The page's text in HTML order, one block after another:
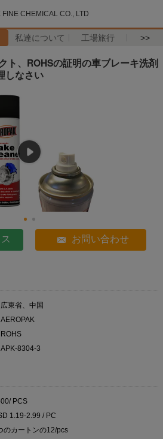
CHEMICAL CO., LTD
私達について 工場旅行 >>
ト、ROHSの証明の車ブレーキ洗剤
しなさい
お問い合わせ
広東省、中国
AEROPAK
ROHS
APK-8304-3
PCS
1.19-2.99 / PC
のカートンの12/pcs